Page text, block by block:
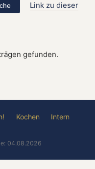
Link zu dieser
gefunden.
Kochen Intern
04.08.2026